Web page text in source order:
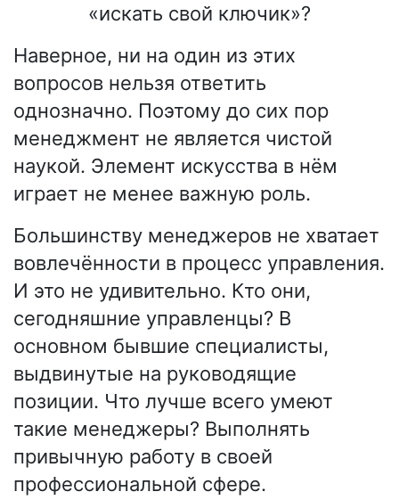
«искать свой ключик»?
Наверное, ни на один из этих
вопросов нельзя ответить
однозначно. Поэтому до сих пор
менеджмент не является чистой
наукой. Элемент искусства в нём
играет не менее важную роль.
Большинству менеджеров не хватает
вовлечённости в процесс управления.
И это не удивительно. Кто они,
сегодняшние управленцы? В
основном бывшие специалисты,
выдвинутые на руководящие
позиции. Что лучше всего умеют
такие менеджеры? Выполнять
привычную работу в своей
профессиональной сфере.